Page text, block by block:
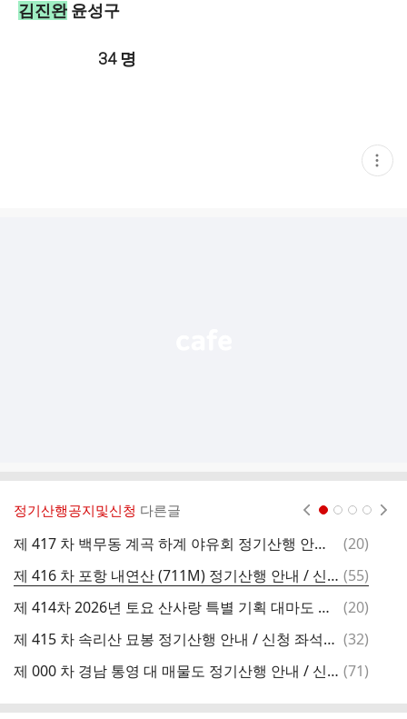
김진완 윤성구
34 명
현
재
정기산행공지및신청 다른글
제 417 차 백무동 계곡 하계 야유회 정기산행 안내 / 신청 좌석배치도
댓
(20)
제 416 차 포항 내연산 (711M) 정기산행 안내 / 신청 좌석배치도 댓
글
(55)
제 414차 2026년 토요 산사랑 특별 기획 대마도 산행 공지
댓
(20)
제 415 차 속리산 묘봉 정기산행 안내 / 신청 좌석배치도 댓
(32)
제 000 차 경남 통영 대 매물도 정기산행 안내 / 신청 좌석배치도 "산행취소" 댓
(71)